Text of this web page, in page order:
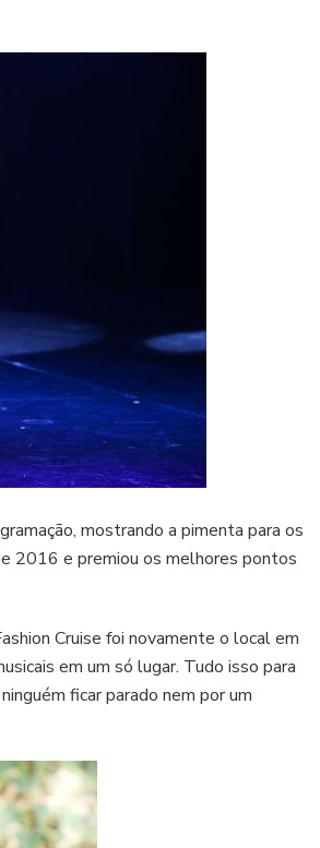
mostrando a pimenta para os
2016 e premiou os melhores pontos
Cruise foi novamente o local em
em um só lugar. Tudo isso para
ficar parado nem por um